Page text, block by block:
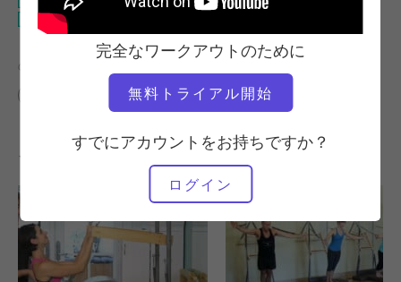
完全なワークアウトのために
無料トライアル開始
すでにアカウントをお持ちですか？
ログイン
キャデラック
の類似クラスを検索
20～30分 タワー キャデラック
その他のワークアウト